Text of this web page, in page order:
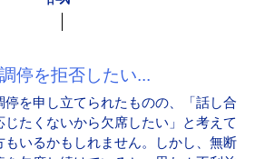
停を拒否したい...
停を申し立てられたものの、「話し合
じたくないから欠席したい」と考えて
もいるかもしれません。しかし、無断